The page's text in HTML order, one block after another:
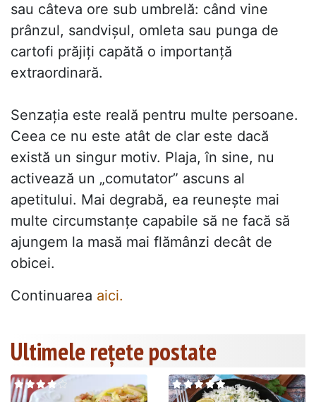
sau câteva ore sub umbrelă: când vine
prânzul, sandvișul, omleta sau punga de
cartofi prăjiți capătă o importanță
extraordinară.
Senzația este reală pentru multe persoane.
Ceea ce nu este atât de clar este dacă
există un singur motiv. Plaja, în sine, nu
activează un „comutator” ascuns al
apetitului. Mai degrabă, ea reunește mai
multe circumstanțe capabile să ne facă să
ajungem la masă mai flămânzi decât de
obicei.
Continuarea aici.
Ultimele rețete postate